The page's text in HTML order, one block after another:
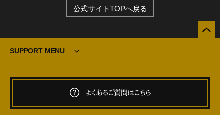
公式サイトTOPへ戻る
SUPPORT MENU
よくあるご質問はこちら